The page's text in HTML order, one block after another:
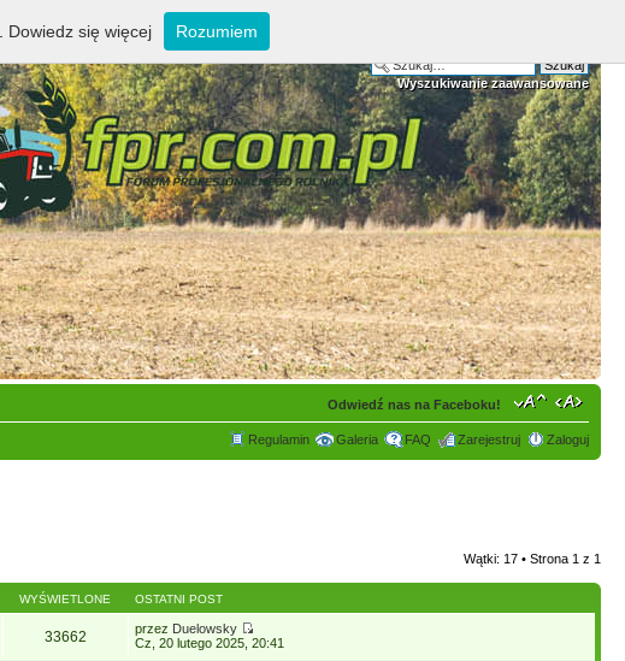
Wyszukiwanie zaawansowane
Odwiedź nas na Faceboku!
Regulamin Galeria FAQ Zarejestruj Zaloguj
Wątki: 17 • Strona 1 z 1
WYŚWIETLONE OSTATNI POST
33662 przez Duelowsky
Cz, 20 lutego 2025, 20:41
Dowiedz się więcej Rozumiem